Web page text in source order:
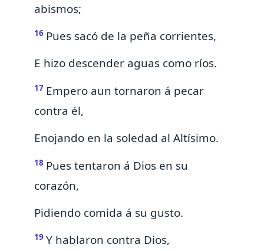
abismos;
16 Pues sacó de la peña corrientes,
E hizo descender aguas como ríos.
17 Empero aun tornaron á pecar
contra él,
Enojando en la soledad al Altísimo.
18 Puestentaron á Dios en su
corazón,
Pidiendo comida á su gusto.
19 Y hablaron contra Dios,